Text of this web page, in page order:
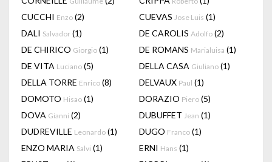
CUCCHI Enzo (2) CUEVAS Jose Luis (1)
DALI Salvador (1) DE CAROLIS Adolfo (2)
DE CHIRICO Giorgio (1) DE ROMANS Marialuisa (1)
DE VITA Luciano (5) DELLA CASA Giuliano (1)
DELLA TORRE Enrico (8) DELVAUX Paul (1)
DOMOTO Hisao (1) DORAZIO Piero (5)
DOVA Gianni (2) DUBUFFET Jean (1)
DUDREVILLE Leonardo (1) DUGO Franco (1)
ENZO MARIA Salvi (1) ERNI Hans (1)